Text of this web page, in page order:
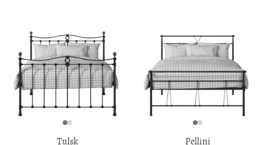
Tulsk Pellini